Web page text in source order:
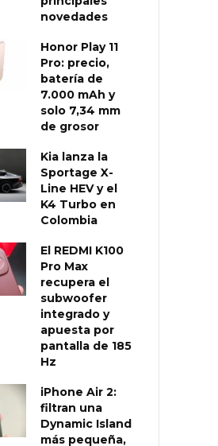
novedades
Honor Play 11
Pro: precio,
batería de
7.000 mAh y
solo 7,34 mm
de grosor
Kia lanza la
Sportage X-
Line HEV y el
K4 Turbo en
Colombia
El REDMI K100
Pro Max
recupera el
subwoofer
integrado y
apuesta por
pantalla de 185
Hz
iPhone Air 2:
filtran una
Dynamic Island
más pequeña,